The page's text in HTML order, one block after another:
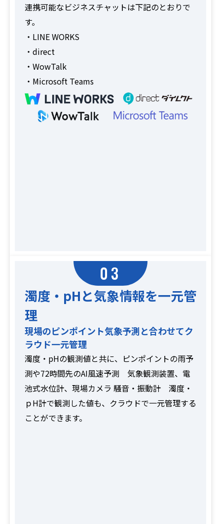
連携可能なビジネスチャットは下記のとおりで
す。
・LINE WORKS
・direct
・WowTalk
・Microsoft Teams
03
濁度・pHと気象情報を一元管
理
現場のピンポイント気象予測と合わせてク
ラウド一元管理
濁度・pHの観測値と共に、ピンポイントの雨予
測や72時間先のAI風速予測 気象観測装置、電
池式水位計、現場カメラ 騒音・振動計 濁度・
ｐH計で観測した値も、クラウドで一元管理する
ことができます。